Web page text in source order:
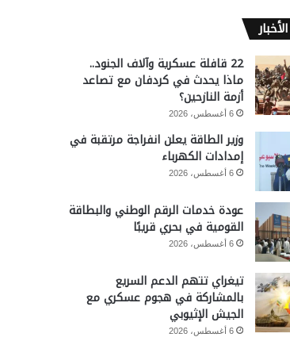
22 قافلة عسكرية وآلاف الجنود..
ماذا يحدث في كردفان مع تصاعد
أزمة النازحين؟
6 أغسطس، 2026
وزير الطاقة يعلن انفراجة مرتقبة في
إمدادات الكهرباء
6 أغسطس، 2026
عودة خدمات الرقم الوطني والبطاقة
القومية في بحري قريبًا
6 أغسطس، 2026
تيغراي تتهم الدعم السريع
بالمشاركة في هجوم عسكري مع
الجيش الإثيوبي
6 أغسطس، 2026